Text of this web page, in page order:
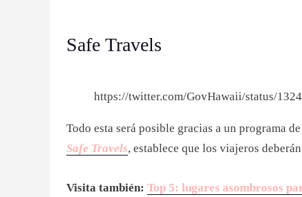
Safe Travels
https://twitter.com/GovHawaii/status/
Todo esta será posible gracias a un programa
Safe Travels, establece que los viajeros
Visita también: Top 5: lugares asombrosos